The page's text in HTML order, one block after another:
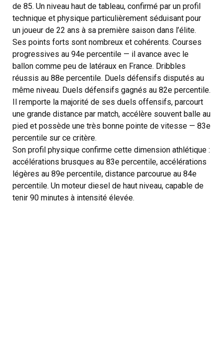
de 85. Un niveau haut de tableau, confirmé par un profil
technique et physique particulièrement séduisant pour
un joueur de 22 ans à sa première saison dans l’élite.
Ses points forts sont nombreux et cohérents. Courses
progressives au 94e percentile — il avance avec le
ballon comme peu de latéraux en France. Dribbles
réussis au 88e percentile. Duels défensifs disputés au
même niveau. Duels défensifs gagnés au 82e percentile.
Il remporte la majorité de ses duels offensifs, parcourt
une grande distance par match, accélère souvent balle au
pied et possède une très bonne pointe de vitesse — 83e
percentile sur ce critère.
Son profil physique confirme cette dimension athlétique :
accélérations brusques au 83e percentile, accélérations
légères au 89e percentile, distance parcourue au 84e
percentile. Un moteur diesel de haut niveau, capable de
tenir 90 minutes à intensité élevée.